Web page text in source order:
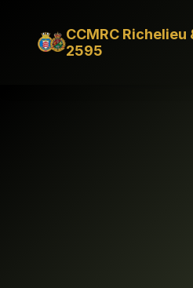
CCMRC Richelieu
2595